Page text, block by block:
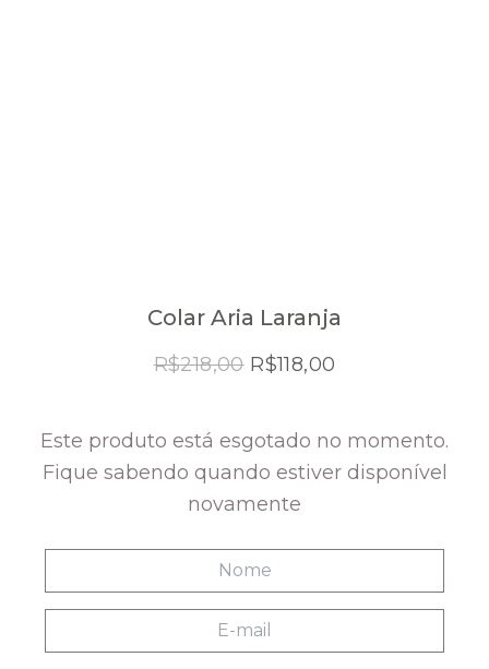
Colar Aria Laranja
R$218,00 O
original
era:
R$118,00
R$118,00.
Este produto está esgotado no momento.
Fique sabendo quando estiver disponível
novamente